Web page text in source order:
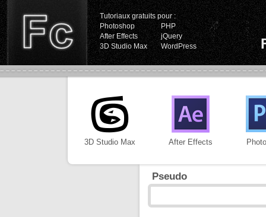
Tutoriaux gratuits pour :
Photoshop
PHP
After Effects
jQuery
3D Studio Max
WordPress
3D Studio Max After Effects
Pseudo